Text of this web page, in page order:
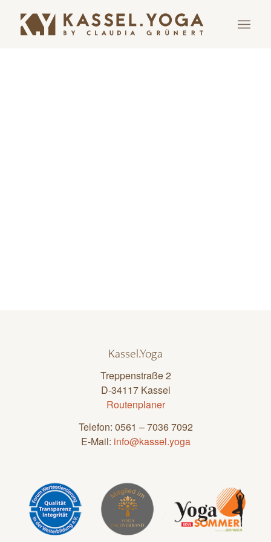
Kassel.Yoga
Treppenstraße 2
D-34117 Kassel
Routenplaner
Telefon: 0561 – 7036 7092
E-Mail: info@kassel.yoga